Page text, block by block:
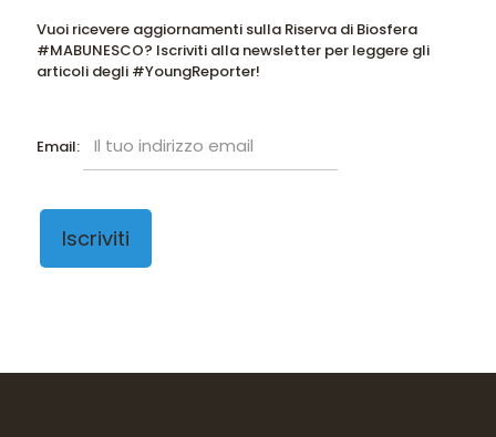
Vuoi ricevere aggiornamenti sulla Riserva di Biosfera
#MABUNESCO? Iscriviti alla newsletter per leggere gli
articoli degli #YoungReporter!
Email: